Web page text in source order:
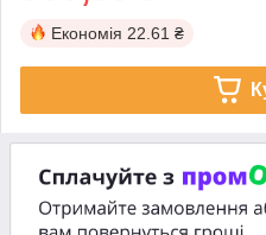
Економія 22.61 ₴